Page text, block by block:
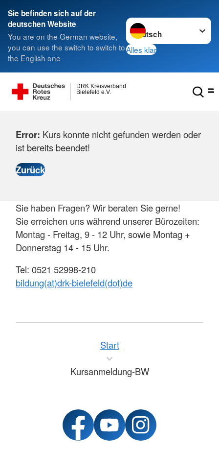
Sie befinden sich auf der
deutschen Website
You are on the German website,
you can use the switch to switch to
the English one
Sprache wechseln zu
Alles klar
Bielefeld e.V.
DRK Kreisverband
Error: Kurs konnte nicht gefunden werden oder
ist bereits beendet!
Sie haben Fragen? Wir beraten Sie gerne!
Sie erreichen uns während unserer Bürozeiten:
Montag - Freitag, 9 - 12 Uhr, sowie Montag +
Donnerstag 14 - 15 Uhr.
Tel: 0521 52998-210
bildung(at)drk-bielefeld(dot)de
Start
Kursanmeldung-BW